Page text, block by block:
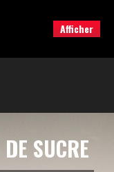
SUCRE
RECHERCHER
Afficher